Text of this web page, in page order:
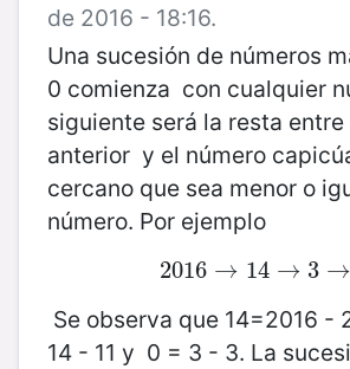
de 2016 - 18:16.
Una sucesión de números
0 comienza con cualquier
siguiente será la resta entre
anterior y el número
cercano que sea menor o
número. Por ejemplo
2016 → 14 → 3 →
2016→14→3→0
Se observa que 14=2016 -
14 - 11 y 0 = 3 - 3. La